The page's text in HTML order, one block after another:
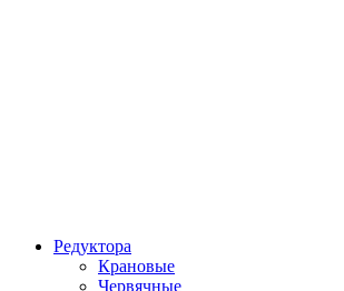
Редуктора
Крановые
Червячные